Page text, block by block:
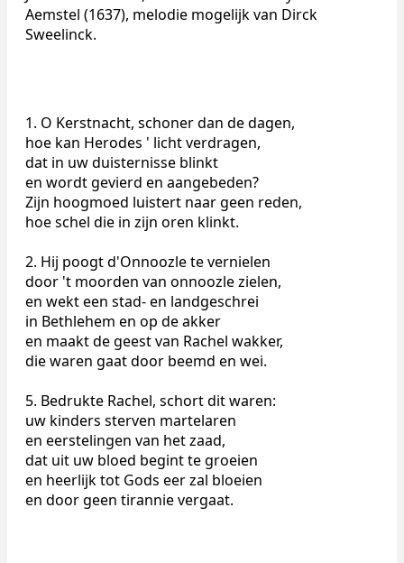
Aemstel (1637), melodie mogelijk van Dirck
Sweelinck.
1. O Kerstnacht, schoner dan de dagen,
hoe kan Herodes ' licht verdragen,
dat in uw duisternisse blinkt
en wordt gevierd en aangebeden?
Zijn hoogmoed luistert naar geen reden,
hoe schel die in zijn oren klinkt.
2. Hij poogt d'Onnoozle te vernielen
door 't moorden van onnoozle zielen,
en wekt een stad- en landgeschrei
in Bethlehem en op de akker
en maakt de geest van Rachel wakker,
die waren gaat door beemd en wei.
5. Bedrukte Rachel, schort dit waren:
uw kinders sterven martelaren
en eerstelingen van het zaad,
dat uit uw bloed begint te groeien
en heerlijk tot Gods eer zal bloeien
en door geen tirannie vergaat.